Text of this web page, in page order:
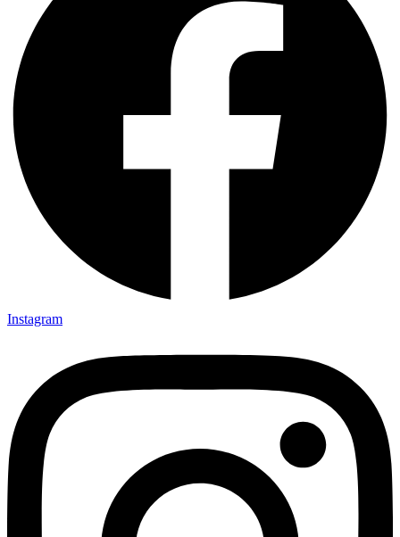
Instagram